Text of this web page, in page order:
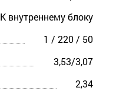
К внутреннему блоку
1 / 220 / 50
3,53/3,07
2,34